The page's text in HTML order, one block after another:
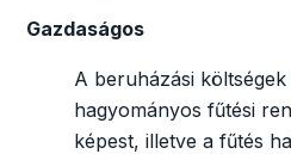
Gazdaságos
A beruházási
hagyományos fűtési
képest, illetve a fűtés